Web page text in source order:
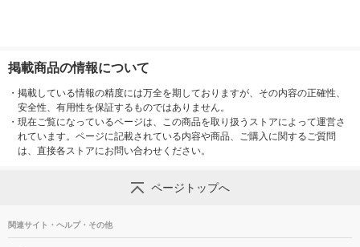
掲載商品の情報について
・ 掲載している情報の精度には万全を期しておりますが、その内容の正確性、
安全性、有用性を保証するものではありません。
・ 現在ご覧になっているページは、この商品を取り扱うストアによって運営さ
れています。ページに記載されている内容や商品、ご購入に関するご質問
は、直接各ストアにお問い合わせください。
ページトップへ
関連サイト・ヘルプ・その他